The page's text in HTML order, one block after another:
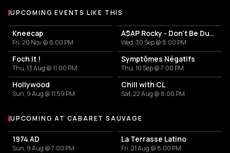
UPCOMING EVENTS LIKE THIS
Kneecap
Fri, 20 Nov @ 8:00 PM
A$AP Rocky - Don't Be Dumb World Tour
Wed, 30 Sep @ 8:00 PM
Foch It !
Thu, 13 Aug @ 11:00 PM
Symptômes Négatifs
Thu, 10 Sep @ 7:00 PM
Hollywood
Sun, 9 Aug @ 11:59 PM
Chill with CL
Sat, 22 Aug @ 8:00 PM
More events at Cabaret Sauvage
UPCOMING AT CABARET SAUVAGE
1974 AD
Sun, 9 Aug @ 7:00 PM
La Terrasse Latino
Fri, 21 Aug @ 8:00 PM